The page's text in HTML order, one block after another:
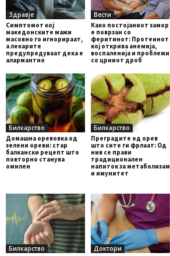
Здравје
Симптомот кој
македонските мажи
масовно го игнорираат,
а лекарите
предупредуваат дека е
алармантно
Вести
Како постојаниот замор
е поврзан со
феритинот: Протеинот
кој открива анемија,
воспаленија и проблеми
со црниот дроб
Билкарство
Домашна оревовка од
зелени ореви: стар
балкански рецепт што
повторно станува
омилен
Билкарство
Преградите од орев
што сите ги фрлаат: Од
нив се прави
традиционален
напиток за метаболизам
и имунитет
Билкарство
Доктори